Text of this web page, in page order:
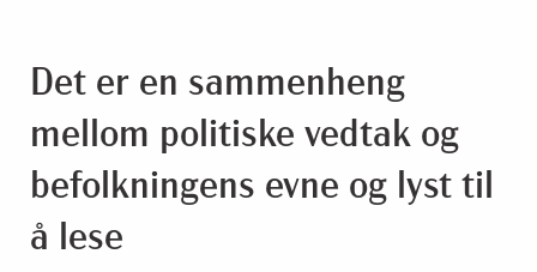
Det er en sammenheng
mellom politiske vedtak og
befolkningens evne og lyst til
å lese